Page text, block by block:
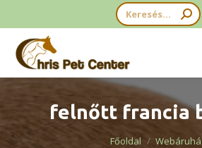
Search:
felnőtt francia
You are here: Főoldal